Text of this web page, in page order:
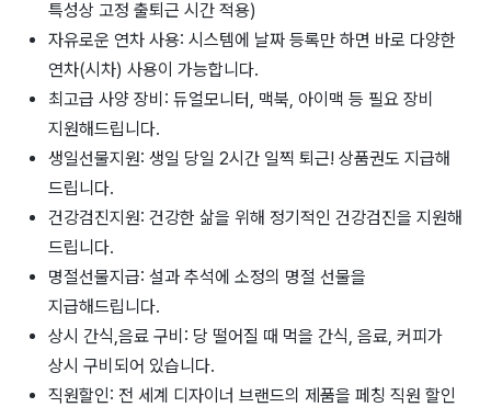
특성상 고정 출퇴근 시간 적용)
자유로운 연차 사용: 시스템에 날짜 등록만 하면 바로 다양한
연차(시차) 사용이 가능합니다.
최고급 사양 장비: 듀얼모니터, 맥북, 아이맥 등 필요 장비
지원해드립니다.
생일선물지원: 생일 당일 2시간 일찍 퇴근! 상품권도 지급해
드립니다.
건강검진지원: 건강한 삶을 위해 정기적인 건강검진을 지원해
드립니다.
명절선물지급: 설과 추석에 소정의 명절 선물을
지급해드립니다.
상시 간식,음료 구비: 당 떨어질 때 먹을 간식, 음료, 커피가
상시 구비되어 있습니다.
직원할인: 전 세계 디자이너 브랜드의 제품을 페칭 직원 할인